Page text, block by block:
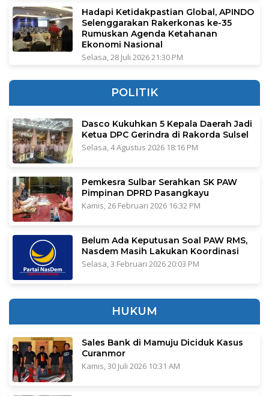
Hadapi Ketidakpastian Global, APINDO
Selenggarakan Rakerkonas ke-35
Rumuskan Agenda Ketahanan
Ekonomi Nasional
Selasa, 28 Juli 2026 21:30 PM
POLITIK
Dasco Kukuhkan 5 Kepala Daerah Jadi
Ketua DPC Gerindra di Rakorda Sulsel
Selasa, 4 Agustus 2026 18:16 PM
Pemkesra Sulbar Serahkan SK PAW
Pimpinan DPRD Pasangkayu
Kamis, 26 Februari 2026 16:32 PM
Belum Ada Keputusan Soal PAW RMS,
Nasdem Masih Lakukan Koordinasi
Selasa, 3 Februari 2026 20:03 PM
HUKUM
Sales Bank di Mamuju Diciduk Kasus
Curanmor
Kamis, 30 Juli 2026 10:31 AM